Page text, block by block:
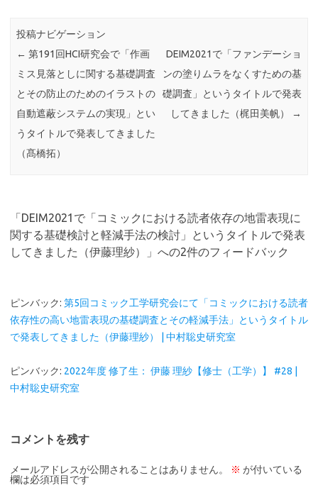
投稿ナビゲーション
← 第191回HCI研究会で「作画
ミス見落としに関する基礎調査
とその防止のためのイラストの
自動遮蔽システムの実現」とい
うタイトルで発表してきました
（髙橋拓）
DEIM2021で「ファンデーショ
ンの塗りムラをなくすための基
礎調査」というタイトルで発表
してきました（梶田美帆）
→
「DEIM2021で「コミックにおける読者依存の地雷表現に
関する基礎検討と軽減手法の検討」というタイトルで発表
してきました（伊藤理紗）
」への2件のフィードバック
ピンバック: 第5回コミック工学研究会にて「コミックにおける読者
依存性の高い地雷表現の基礎調査とその軽減手法」というタイトル
で発表してきました（伊藤理紗） | 中村聡史研究室
ピンバック: 2022年度 修了生： 伊藤 理紗【修士（工学）】 #28 |
中村聡史研究室
コメントを残す
メールアドレスが公開されることはありません。 ※ が付いている
欄は必須項目です